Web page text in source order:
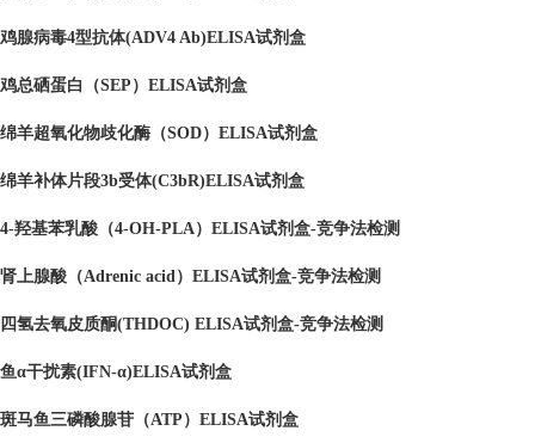
鸡腺病毒4型抗体(ADV4 Ab)ELISA试剂盒
鸡总硒蛋白（SEP）ELISA试剂盒
绵羊超氧化物歧化酶（SOD）ELISA试剂盒
绵羊补体片段3b受体(C3bR)ELISA试剂盒
4-羟基苯乳酸（4-OH-PLA）ELISA试剂盒-竞争法检测
肾上腺酸（Adrenic acid）ELISA试剂盒-竞争法检测
四氢去氧皮质酮(THDOC) ELISA试剂盒-竞争法检测
鱼α干扰素(IFN-α)ELISA试剂盒
斑马鱼三磷酸腺苷（ATP）ELISA试剂盒